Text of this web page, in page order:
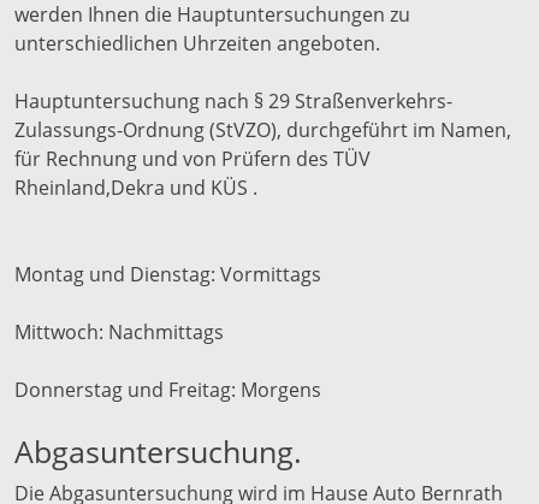
werden Ihnen die Hauptuntersuchungen zu
unterschiedlichen Uhrzeiten angeboten.
Hauptuntersuchung nach § 29 Straßenverkehrs-
Zulassungs-Ordnung (StVZO), durchgeführt im Namen,
für Rechnung und von Prüfern des TÜV
Rheinland,Dekra und KÜS .
Montag und Dienstag: Vormittags
Mittwoch: Nachmittags
Donnerstag und Freitag: Morgens
Abgasuntersuchung.
Die Abgasuntersuchung wird im Hause Auto Bernrath